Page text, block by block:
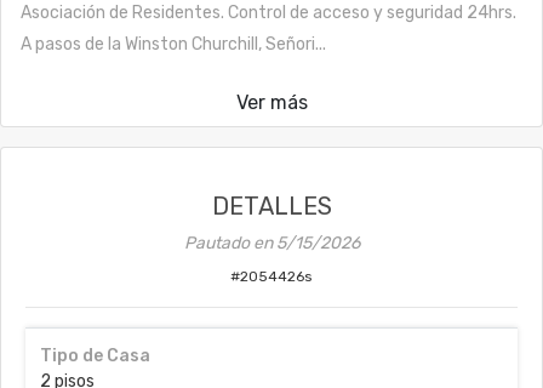
Asociación de Residentes. Control de acceso y seguridad 24hrs.
A pasos de la Winston Churchill, Señori...
Ver más
DETALLES
Pautado en5/15/2026
#2054426s
Tipo de Casa
2 pisos